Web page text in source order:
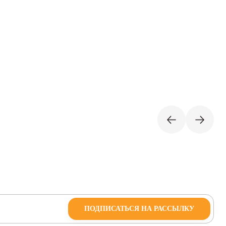
ПОДПИСАТЬСЯ НА РАССЫЛКУ